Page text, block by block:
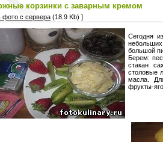
корзинки с заварным кремом
фото с сервера (18.9 Kb) ]
Сегодня
большой
Берем:
стакан
столовые
масла.
фрукты-